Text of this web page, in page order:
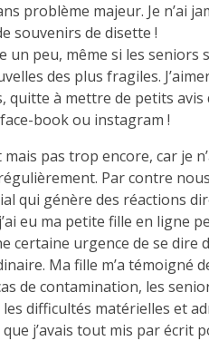
problème majeur. Je n’ai
souvenirs de disette !
un peu, même si les seniors
des plus fragiles.
quitte à mettre de petits
book ou instagram !
pas trop encore, car je
Par contre
qui génère des réactions
eu ma petite fille en ligne
certaine urgence de se dire
Ma fille m’a témoigné
de contamination, les
difficultés matérielles et
j’avais tout mis par écrit